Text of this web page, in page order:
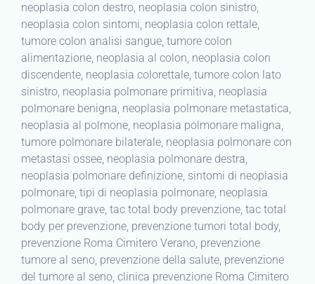
neoplasia colon destro, neoplasia colon sinistro,
neoplasia colon sintomi, neoplasia colon rettale,
tumore colon analisi sangue, tumore colon
alimentazione, neoplasia al colon, neoplasia colon
discendente, neoplasia colorettale, tumore colon lato
sinistro, neoplasia polmonare primitiva, neoplasia
polmonare benigna, neoplasia polmonare metastatica,
neoplasia al polmone, neoplasia polmonare maligna,
tumore polmonare bilaterale, neoplasia polmonare con
metastasi ossee, neoplasia polmonare destra,
neoplasia polmonare definizione, sintomi di neoplasia
polmonare, tipi di neoplasia polmonare, neoplasia
polmonare grave, tac total body prevenzione, tac total
body per prevenzione, prevenzione tumori total body,
prevenzione Roma Cimitero Verano, prevenzione
tumore al seno, prevenzione della salute, prevenzione
del tumore al seno, clinica prevenzione Roma Cimitero